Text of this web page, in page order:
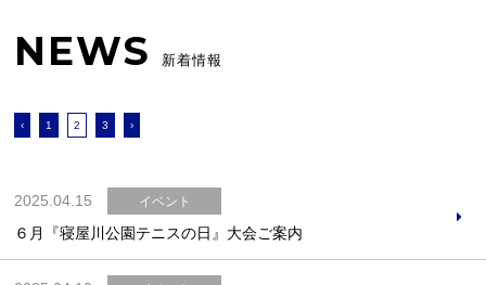
NEWS 新着情報
‹ 1 2 3 ›
2025.04.15 イベント
６月『寝屋川公園テニスの日』大会ご案内